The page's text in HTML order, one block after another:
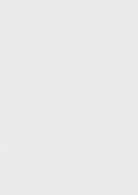
−5%
почту и получи
бронирование!